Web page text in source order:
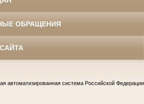
ОБРАЩЕНИЯ
автоматизированная система Российской